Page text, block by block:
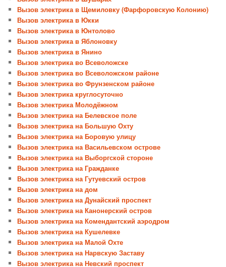
Вызов электрика в Щемиловку (Фарфоровскую Колонию)
Вызов электрика в Юкки
Вызов электрика в Юнтолово
Вызов электрика в Яблоновку
Вызов электрика в Янино
Вызов электрика во Всеволожске
Вызов электрика во Всеволожском районе
Вызов электрика во Фрунзенском районе
Вызов электрика круглосуточно
Вызов электрика Молодёжном
Вызов электрика на Белевское поле
Вызов электрика на Большую Охту
Вызов электрика на Боровую улицу
Вызов электрика на Васильевском острове
Вызов электрика на Выборгской стороне
Вызов электрика на Гражданке
Вызов электрика на Гутуевский остров
Вызов электрика на дом
Вызов электрика на Дунайский проспект
Вызов электрика на Канонерский остров
Вызов электрика на Комендантский аэродром
Вызов электрика на Кушелевке
Вызов электрика на Малой Охте
Вызов электрика на Нарвскую Заставу
Вызов электрика на Невский проспект